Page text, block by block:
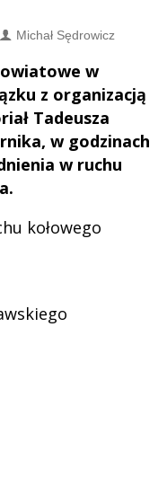
Michał Sędrowicz
w
z organizacją
Tadeusza
w godzinach
w ruchu
kołowego